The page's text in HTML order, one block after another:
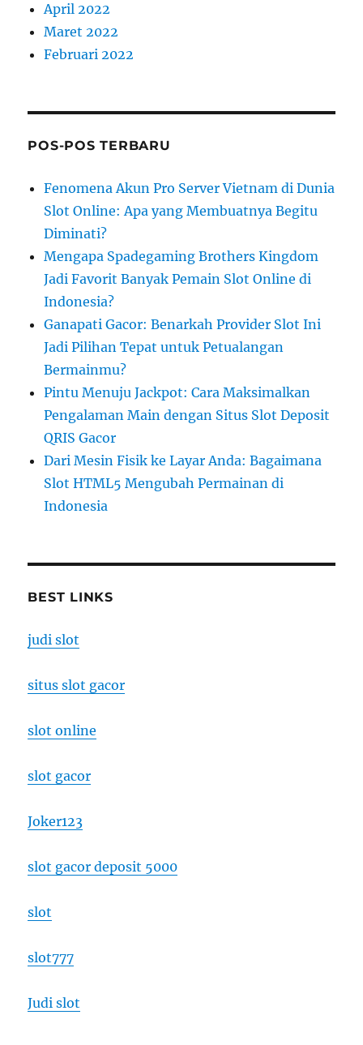
April 2022
Maret 2022
Februari 2022
POS-POS TERBARU
Fenomena Akun Pro Server Vietnam di Dunia
Slot Online: Apa yang Membuatnya Begitu
Diminati?
Mengapa Spadegaming Brothers Kingdom
Jadi Favorit Banyak Pemain Slot Online di
Indonesia?
Ganapati Gacor: Benarkah Provider Slot Ini
Jadi Pilihan Tepat untuk Petualangan
Bermainmu?
Pintu Menuju Jackpot: Cara Maksimalkan
Pengalaman Main dengan Situs Slot Deposit
QRIS Gacor
Dari Mesin Fisik ke Layar Anda: Bagaimana
Slot HTML5 Mengubah Permainan di
Indonesia
BEST LINKS
judi slot
situs slot gacor
slot online
slot gacor
Joker123
slot gacor deposit 5000
slot
slot777
Judi slot